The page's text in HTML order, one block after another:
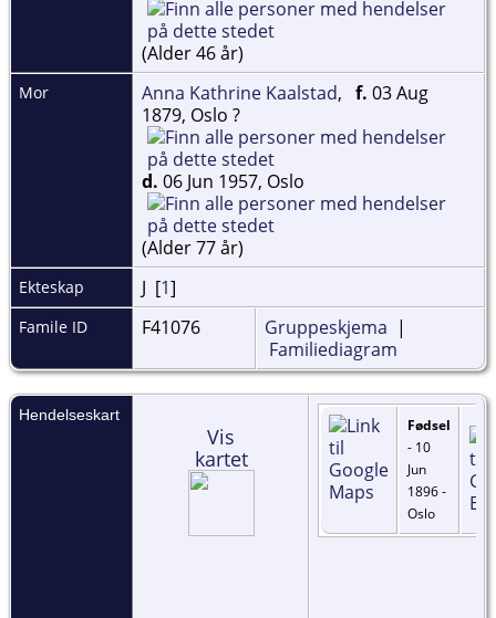
(Alder 46 år)
Mor Anna Kathrine Kaalstad, f. 03 Aug
1879, Oslo ?
d. 06 Jun 1957, Oslo
(Alder 77 år)
Ekteskap J [1]
Famile ID F41076 Gruppeskjema |
Familiediagram
Hendelseskart
Vis
kartet
Fødsel
- 10
Jun
1896 -
Oslo